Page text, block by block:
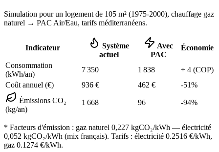
Simulation pour un logement de 105 m² (1975-2000), chauffage gaz
naturel → PAC Air/Eau, tarifs méditerranéens.
Indicateur
Système
actuel
Avec
PAC
Économie
Consommation
(kWh/an)
7 350 1 838 ÷ 4 (COP)
Coût annuel (€)
936 € 462 € -51%
Émissions CO₂
(kg/an)
1 668 96 -94%
* Facteurs d'émission : gaz naturel 0,227 kgCO₂/kWh — électricité
0,052 kgCO₂/kWh (mix français). Tarifs : électricité 0.2516 €/kWh,
gaz 0.1274 €/kWh.